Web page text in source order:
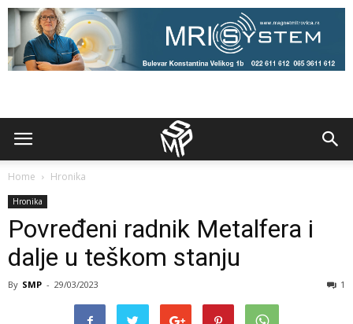
Home Hronika
Hronika
Povređeni radnik Metalfera i
dalje u teškom stanju
By SMP - 29/03/2023 1